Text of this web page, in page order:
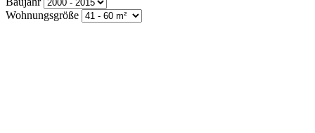
Wohnungsgröße